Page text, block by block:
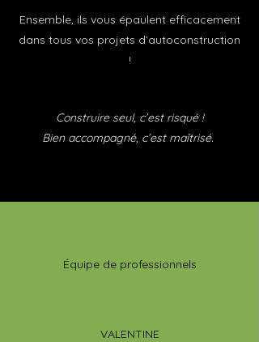
Ensemble, ils vous épaulent efficacement
dans tous vos projets d’autoconstruction
!
Construire seul, c’est risqué !
Bien accompagné, c’est maîtrisé.
Équipe de professionnels
VALENTINE